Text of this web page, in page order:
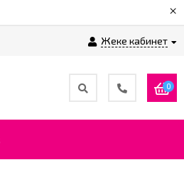
×
Жеке кабинет
0